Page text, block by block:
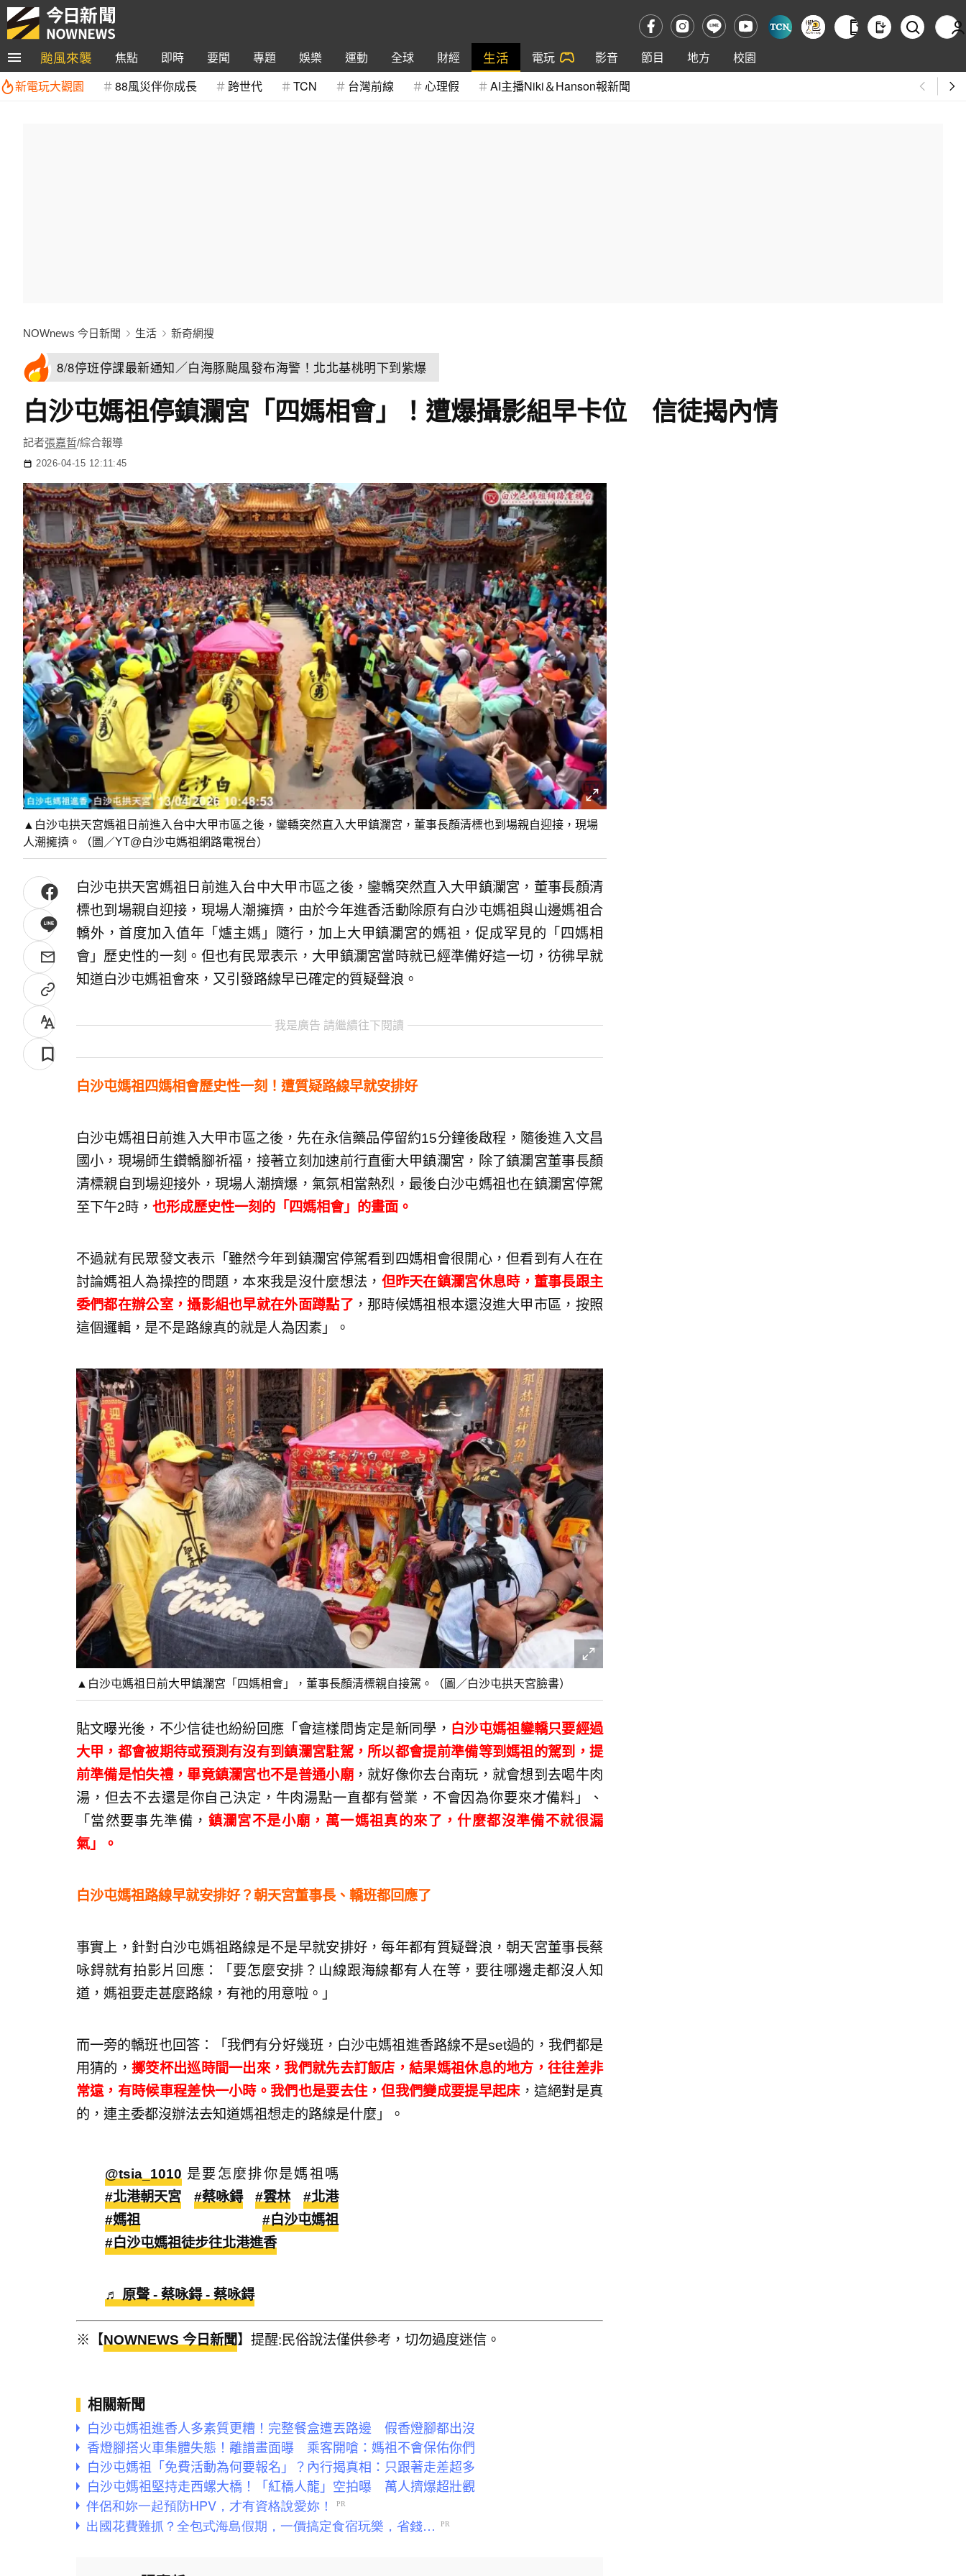
颱風來襲 焦點 即時 要聞 專題 娛樂 運動 全球 財經 生活 電玩 影音 節目 地方
校園
新電玩大觀園
88風災伴你成長 跨世代 TCN 台灣前線 心理假 AI主播Niki＆Hanson報新聞
NOWnews 今日新聞 生活 新奇網搜
8/8停班停課最新通知／白海豚颱風發布海警！北北基桃明下到紫爆
白沙屯媽祖停鎮瀾宮「四媽相會」！遭爆攝影組早卡位 信徒揭內情
記者張嘉哲/綜合報導
2026-04-15 12:11:45
▲白沙屯拱天宮媽祖日前進入台中大甲市區之後，鑾轎突然直入大甲鎮瀾宮，董事長顏清標也到場親自迎接，現場
人潮擁擠。（圖／YT@白沙屯媽祖網路電視台）
白沙屯拱天宮媽祖日前進入台中大甲市區之後，鑾轎突然直入大甲鎮瀾宮，董事長顏清
標也到場親自迎接，現場人潮擁擠，由於今年進香活動除原有白沙屯媽祖與山邊媽祖合
轎外，首度加入值年「爐主媽」隨行，加上大甲鎮瀾宮的媽祖，促成罕見的「四媽相
會」歷史性的一刻。但也有民眾表示，大甲鎮瀾宮當時就已經準備好這一切，彷彿早就
知道白沙屯媽祖會來，又引發路線早已確定的質疑聲浪。
我是廣告 請繼續往下閱讀
白沙屯媽祖四媽相會歷史性一刻！遭質疑路線早就安排好
白沙屯媽祖日前進入大甲市區之後，先在永信藥品停留約15分鐘後啟程，隨後進入文昌
國小，現場師生鑽轎腳祈福，接著立刻加速前行直衝大甲鎮瀾宮，除了鎮瀾宮董事長顏
清標親自到場迎接外，現場人潮擠爆，氣氛相當熱烈，最後白沙屯媽祖也在鎮瀾宮停駕
至下午2時， 也形成歷史性一刻的「四媽相會」的畫面。
不過就有民眾發文表示「雖然今年到鎮瀾宮停駕看到四媽相會很開心，但看到有人在在
討論媽祖人為操控的問題，本來我是沒什麼想法， 但昨天在鎮瀾宮休息時，董事長跟主
委們都在辦公室，攝影組也早就在外面蹲點了 ，那時候媽祖根本還沒進大甲市區，按照
這個邏輯，是不是路線真的就是人為因素」。
▲白沙屯媽祖日前大甲鎮瀾宮「四媽相會」，董事長顏清標親自接駕。（圖／白沙屯拱天宮臉書）
貼文曝光後，不少信徒也紛紛回應「會這樣問肯定是新同學， 白沙屯媽祖鑾轎只要經過
大甲，都會被期待或預測有沒有到鎮瀾宮駐駕，所以都會提前準備等到媽祖的駕到，提
前準備是怕失禮，畢竟鎮瀾宮也不是普通小廟，就好像你去台南玩，就會想到去喝牛肉
湯，但去不去還是你自己決定，牛肉湯點一直都有營業，不會因為你要來才備料」、
「當然要事先準備， 鎮瀾宮不是小廟，萬一媽祖真的來了，什麼都沒準備不就很漏
氣」。
白沙屯媽祖路線早就安排好？朝天宮董事長、轎班都回應了
事實上，針對白沙屯媽祖路線是不是早就安排好，每年都有質疑聲浪，朝天宮董事長蔡
咏鍀就有拍影片回應：「要怎麼安排？山線跟海線都有人在等，要往哪邊走都沒人知
道，媽祖要走甚麼路線，有祂的用意啦。」
而一旁的轎班也回答：「我們有分好幾班，白沙屯媽祖進香路線不是set過的，我們都是
用猜的，擲筊杯出巡時間一出來，我們就先去訂飯店，結果媽祖休息的地方，往往差非
常遠，有時候車程差快一小時。我們也是要去住，但我們變成要提早起床，這絕對是真
的，連主委都沒辦法去知道媽祖想走的路線是什麼」。
@tsia_1010 是要怎麼排你是媽祖嗎
#北港朝天宮
#蔡咏鍀 #雲林
#北港
#媽祖
#白沙屯媽祖
#白沙屯媽祖徒步往北港進香
♬ 原聲 - 蔡咏鍀 - 蔡咏鍀
※【NOWNEWS 今日新聞】提醒:民俗說法僅供參考，切勿過度迷信。
相關新聞
白沙屯媽祖進香人多素質更糟！完整餐盒遭丟路邊 假香燈腳都出沒
香燈腳搭火車集體失態！離譜畫面曝 乘客開嗆：媽祖不會保佑你們
白沙屯媽祖「免費活動為何要報名」？內行揭真相：只跟著走差超多
白沙屯媽祖堅持走西螺大橋！「紅橋人龍」空拍曝 萬人擠爆超壯觀